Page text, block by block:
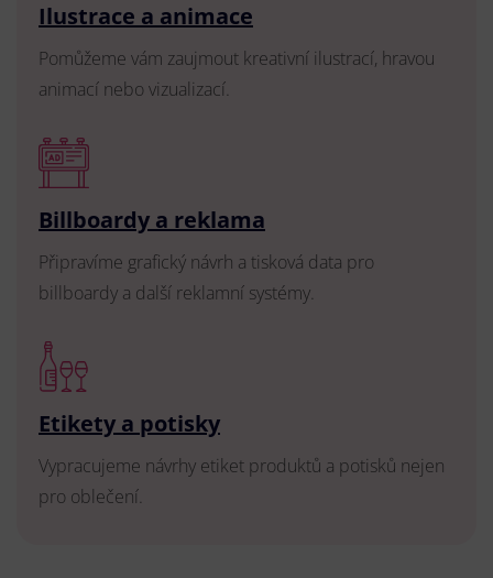
Ilustrace a animace
Pomůžeme vám zaujmout kreativní ilustrací, hravou
animací nebo vizualizací.
Billboardy a reklama
Připravíme grafický návrh a tisková data pro
billboardy a další reklamní systémy.
Etikety a potisky
Vypracujeme návrhy etiket produktů a potisků nejen
pro oblečení.